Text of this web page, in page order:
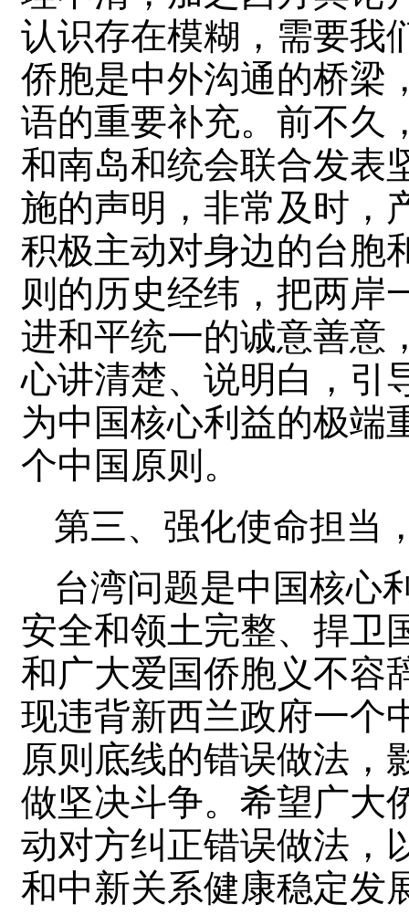
认识存在模糊，需要我
侨胞是中外沟通的桥梁
语的重要补充。前不久
和南岛和统会联合发表
施的声明，非常及时，
积极主动对身边的台胞
则的历史经纬，把两岸
进和平统一的诚意善意
心讲清楚、说明白，引
为中国核心利益的极端
个中国原则。
第三、强化使命担当
台湾问题是中国核心
安全和领土完整、捍卫
和广大爱国侨胞义不容
现违背新西兰政府一个
原则底线的错误做法，
做坚决斗争。希望广大
动对方纠正错误做法，
和中新关系健康稳定发